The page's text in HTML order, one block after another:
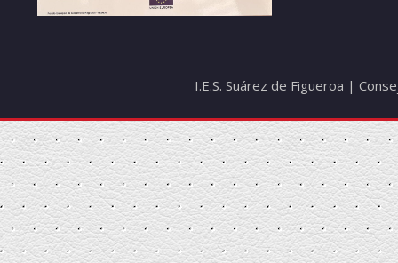
I.E.S. Suárez de Figueroa |